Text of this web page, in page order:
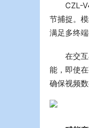
CZL-
节捕捉。
满足多终
在交
能，即使
确保视频